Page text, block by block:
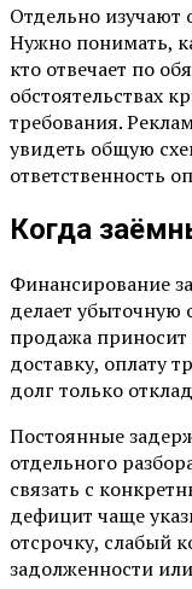
Отдельно изучают
Нужно понимать,
кто отвечает по
обстоятельствах
требования.
увидеть общую
ответственность
Когда
Финансирование
делает
продажа
доставку, оплату
долг только
Постоянные
отдельного
связать с
дефицит чаще
отсрочку, слабый
задолженности